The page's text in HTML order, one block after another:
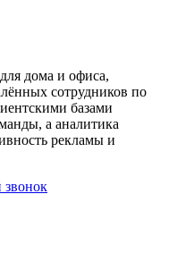
дома и офиса,
сотрудников по
базами
а аналитика
рекламы и